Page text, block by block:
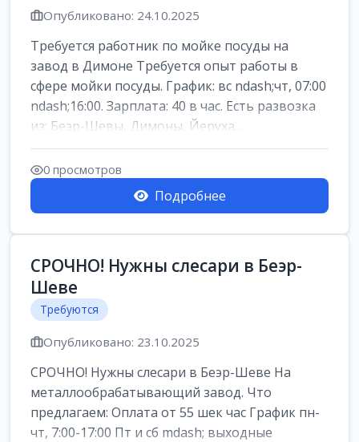
Опубликовано: 24.10.2025
Требуется работник по мойке посуды на
завод в Димоне Требуется опыт работы в
сфере мойки посуды. График: вс ndash;чт, 07:00
ndash;16:00. Зарплата: 40 в час. Есть развозка
из: Беэр-Шевы, Димоны, Йеруха...
0 просмотров
Подробнее
СРОЧНО! Нужны слесари в Беэр-
Шеве
Требуются
Опубликовано: 23.10.2025
СРОЧНО! Нужны слесари в Беэр-Шеве На
металлообрабатывающий завод. Что
предлагаем: Оплата от 55 шек час График пн-
чт, 7:00-17:00 Пт и сб mdash; выходные